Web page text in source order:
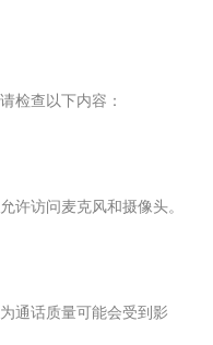
检查以下内容：
许访问麦克风和摄像头。
通话质量可能会受到影